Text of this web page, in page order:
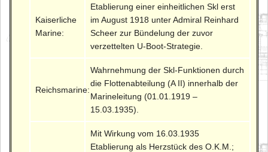
Kaiserliche
Marine:
Etablierung einer einheitlichen Skl erst
im August 1918 unter Admiral Reinhard
Scheer zur Bündelung der zuvor
verzettelten U-Boot-Strategie.
Reichsmarine:
Wahrnehmung der Skl-Funktionen durch
die Flottenabteilung (A II) innerhalb der
Marineleitung (01.01.1919 –
15.03.1935).
Mit Wirkung vom 16.03.1935
Etablierung als Herzstück des O.K.M.;